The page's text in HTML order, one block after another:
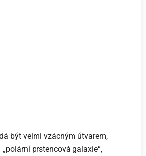
být velmi vzácným útvarem,
„polární prstencová galaxie“,